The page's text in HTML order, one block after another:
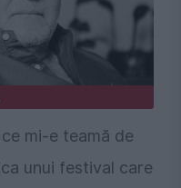
mi-e teamă de
unui festival care